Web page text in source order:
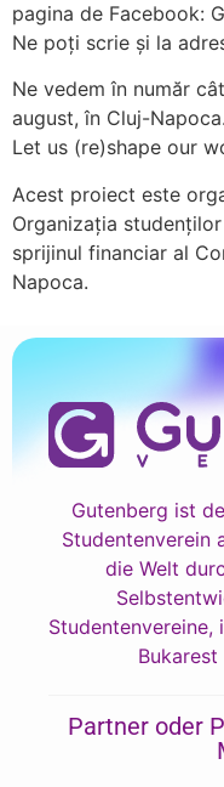
pagina de Facebook:
Ne poți scrie și la
Ne vedem în număr
august, în Cluj-Napoca.
Let us (re)shape our
Acest proiect este
Organizația
sprijinul financiar al
Napoca.
Gutenberg ist
Studentenverein
die Welt
Studentenvereine,
Partner oder